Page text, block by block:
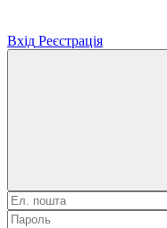
Вхід Реєстрація